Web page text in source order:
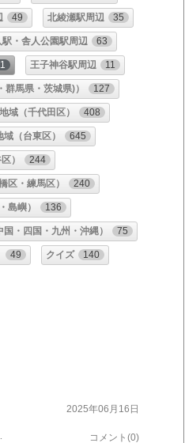
49 北綾瀬駅周辺 35
・舎人公園駅周辺 63
王子神谷駅周辺 11
馬県・茨城県)） 127
域（千代田区） 408
（台東区） 645
） 244
区・練馬区） 240
島嶼） 136
・四国・九州・沖縄） 75
49 クイズ 140
2025年06月16日
コメント(0)